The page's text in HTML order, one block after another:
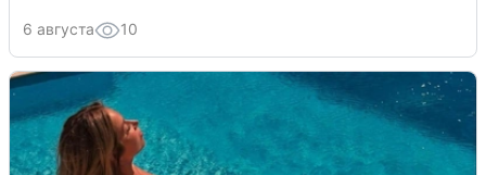
6 августа 10